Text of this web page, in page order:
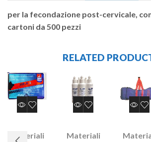
per la fecondazione post-cervicale,
cartoni da 500 pezzi
RELATED
Materiali
Materiali